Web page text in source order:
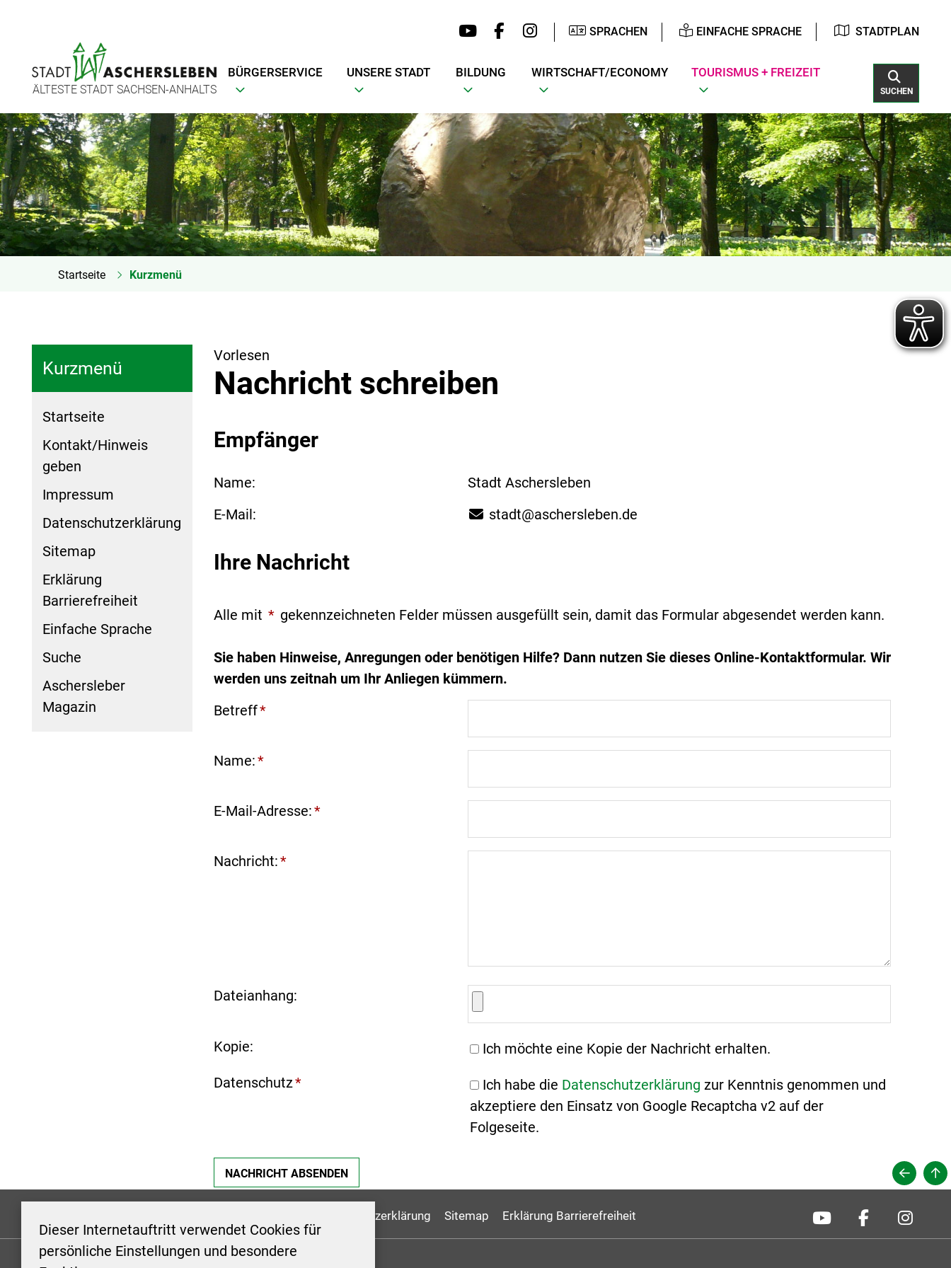
Dieser Internetauftritt verwendet Cookies für
persönliche Einstellungen und besondere
SPRACHEN EINFACHE SPRACHE STADTPLAN
ÄLTESTE STADT SACHSEN-ANHALTS
BÜRGERSERVICE UNSERE STADT BILDUNG WIRTSCHAFT/ECONOMY TOURISMUS + FREIZEIT
SUCHEN
Startseite Kurzmenü
Kurzmenü
Startseite
Kontakt/Hinweis
geben
Impressum
Datenschutzerklärung
Sitemap
Erklärung
Barrierefreiheit
Einfache Sprache
Suche
Aschersleber
Magazin
Vorlesen
Nachricht schreiben
Empfänger
Name:
Stadt Aschersleben
E-Mail:
stadt@aschersleben.de
Ihre Nachricht
Alle mit * gekennzeichneten Felder müssen ausgefüllt sein, damit das Formular abgesendet werden kann.
Sie haben Hinweise, Anregungen oder benötigen Hilfe? Dann nutzen Sie dieses Online-Kontaktformular. Wir
werden uns zeitnah um Ihr Anliegen kümmern.
Betreff*
Name:*
E-Mail-Adresse:*
Nachricht:*
Dateianhang:
Kopie:
Ich möchte eine Kopie der Nachricht erhalten.
Datenschutz* Ich habe die Datenschutzerklärung zur Kenntnis genommen und
akzeptiere den Einsatz von Google Recaptcha v2 auf der
Folgeseite.
Datenschutzerklärung Sitemap Erklärung Barrierefreiheit